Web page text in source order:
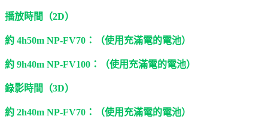
播放時間（2D）
約 4h50m NP-FV70：（使用充滿電的電池）
約 9h40m NP-FV100：（使用充滿電的電池）
錄影時間（3D）
約 2h40m NP-FV70：（使用充滿電的電池）